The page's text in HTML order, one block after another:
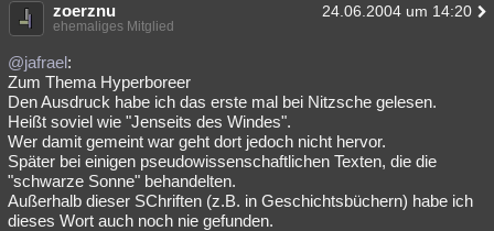
zoerznu 24.06.2004 um 14:20
ehemaliges Mitglied
@jafrael:
Zum Thema Hyperboreer
Den Ausdruck habe ich das erste mal bei Nitzsche gelesen.
Heißt soviel wie "Jenseits des Windes".
Wer damit gemeint war geht dort jedoch nicht hervor.
Später bei einigen pseudowissenschaftlichen Texten, die die
"schwarze Sonne" behandelten.
Außerhalb dieser SChriften (z.B. in Geschichtsbüchern) habe ich
dieses Wort auch noch nie gefunden.